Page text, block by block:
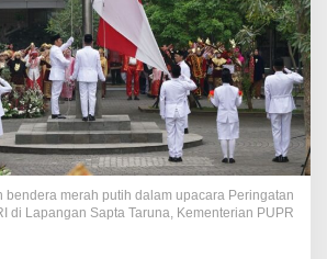
bendera merah putih dalam upacara Peringatan
di Lapangan Sapta Taruna, Kementerian PUPR